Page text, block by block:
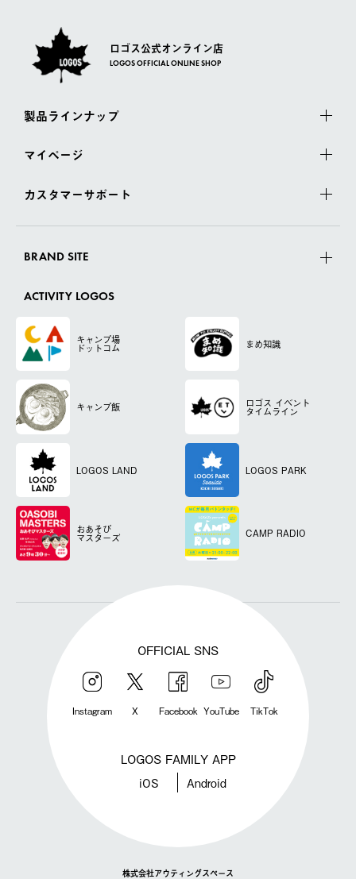
ロゴス公式オンライン店
LOGOS OFFICIAL ONLINE SHOP
製品ラインナップ
マイページ
カスタマーサポート
BRAND SITE
ACTIVITY LOGOS
キャンプ場
ドットコム まめ知識
キャンプ飯 ロゴス イベント
タイムライン
LOGOS LAND LOGOS PARK
おあそび
マスターズ CAMP RADIO
OFFICIAL SNS
Instagram X Facebook YouTube TikTok
LOGOS FAMILY APP
iOS Android
株式会社アウティングスペース